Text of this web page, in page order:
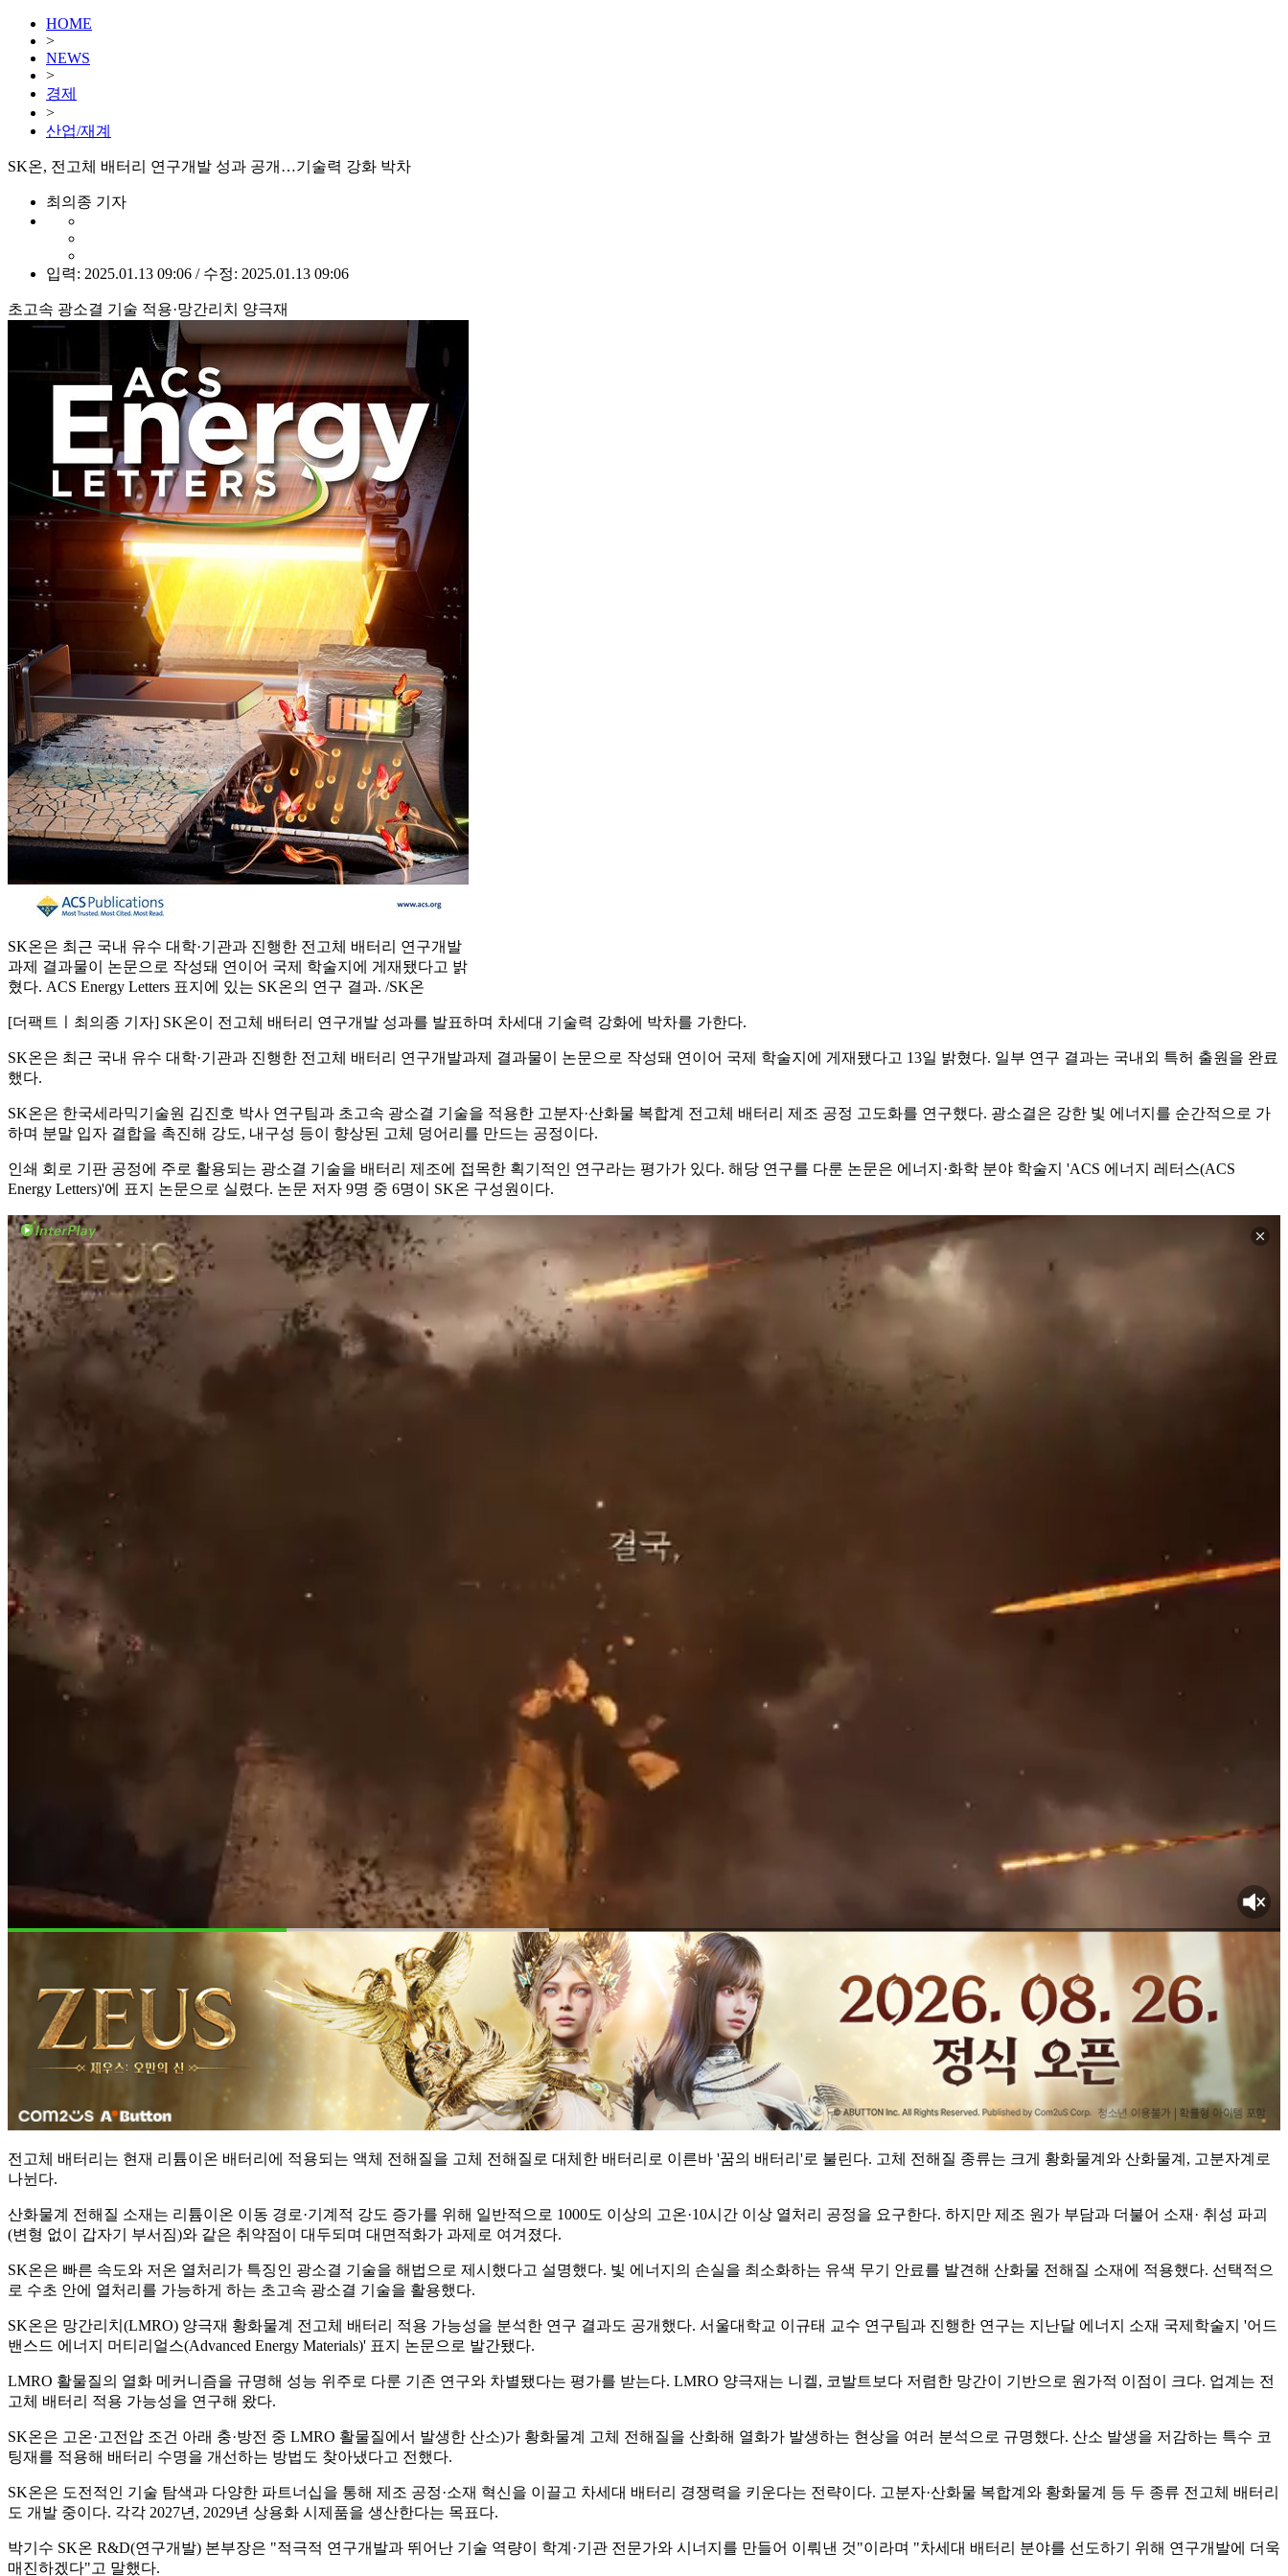
HOME
>
NEWS
>
경제
>
산업/재계
SK온, 전고체 배터리 연구개발 성과 공개…기술력 강화 박차
최의종 기자
입력: 2025.01.13 09:06 / 수정: 2025.01.13 09:06
초고속 광소결 기술 적용·망간리치 양극재
SK온은 최근 국내 유수 대학·기관과 진행한 전고체 배터리 연구개발
과제 결과물이 논문으로 작성돼 연이어 국제 학술지에 게재됐다고 밝
혔다. ACS Energy Letters 표지에 있는 SK온의 연구 결과. /SK온
[더팩트ㅣ최의종 기자] SK온이 전고체 배터리 연구개발 성과를 발표하며 차세대 기술력 강화에 박차를 가한다.
SK온은 최근 국내 유수 대학·기관과 진행한 전고체 배터리 연구개발과제 결과물이 논문으로 작성돼 연이어 국제 학술지에 게재됐다고 13일 밝혔다. 일부 연구 결과는 국내외 특허 출원을 완료
했다.
SK온은 한국세라믹기술원 김진호 박사 연구팀과 초고속 광소결 기술을 적용한 고분자·산화물 복합계 전고체 배터리 제조 공정 고도화를 연구했다. 광소결은 강한 빛 에너지를 순간적으로 가
하며 분말 입자 결합을 촉진해 강도, 내구성 등이 향상된 고체 덩어리를 만드는 공정이다.
인쇄 회로 기판 공정에 주로 활용되는 광소결 기술을 배터리 제조에 접목한 획기적인 연구라는 평가가 있다. 해당 연구를 다룬 논문은 에너지·화학 분야 학술지 'ACS 에너지 레터스(ACS
Energy Letters)'에 표지 논문으로 실렸다. 논문 저자 9명 중 6명이 SK온 구성원이다.
전고체 배터리는 현재 리튬이온 배터리에 적용되는 액체 전해질을 고체 전해질로 대체한 배터리로 이른바 '꿈의 배터리'로 불린다. 고체 전해질 종류는 크게 황화물계와 산화물계, 고분자계로
나뉜다.
산화물계 전해질 소재는 리튬이온 이동 경로·기계적 강도 증가를 위해 일반적으로 1000도 이상의 고온·10시간 이상 열처리 공정을 요구한다. 하지만 제조 원가 부담과 더불어 소재· 취성 파괴
(변형 없이 갑자기 부서짐)와 같은 취약점이 대두되며 대면적화가 과제로 여겨졌다.
SK온은 빠른 속도와 저온 열처리가 특징인 광소결 기술을 해법으로 제시했다고 설명했다. 빛 에너지의 손실을 최소화하는 유색 무기 안료를 발견해 산화물 전해질 소재에 적용했다. 선택적으
로 수초 안에 열처리를 가능하게 하는 초고속 광소결 기술을 활용했다.
SK온은 망간리치(LMRO) 양극재 황화물계 전고체 배터리 적용 가능성을 분석한 연구 결과도 공개했다. 서울대학교 이규태 교수 연구팀과 진행한 연구는 지난달 에너지 소재 국제학술지 '어드
밴스드 에너지 머티리얼스(Advanced Energy Materials)' 표지 논문으로 발간됐다.
LMRO 활물질의 열화 메커니즘을 규명해 성능 위주로 다룬 기존 연구와 차별됐다는 평가를 받는다. LMRO 양극재는 니켈, 코발트보다 저렴한 망간이 기반으로 원가적 이점이 크다. 업계는 전
고체 배터리 적용 가능성을 연구해 왔다.
SK온은 고온·고전압 조건 아래 충·방전 중 LMRO 활물질에서 발생한 산소)가 황화물계 고체 전해질을 산화해 열화가 발생하는 현상을 여러 분석으로 규명했다. 산소 발생을 저감하는 특수 코
팅재를 적용해 배터리 수명을 개선하는 방법도 찾아냈다고 전했다.
SK온은 도전적인 기술 탐색과 다양한 파트너십을 통해 제조 공정·소재 혁신을 이끌고 차세대 배터리 경쟁력을 키운다는 전략이다. 고분자·산화물 복합계와 황화물계 등 두 종류 전고체 배터리
도 개발 중이다. 각각 2027년, 2029년 상용화 시제품을 생산한다는 목표다.
박기수 SK온 R&D(연구개발) 본부장은 "적극적 연구개발과 뛰어난 기술 역량이 학계·기관 전문가와 시너지를 만들어 이뤄낸 것"이라며 "차세대 배터리 분야를 선도하기 위해 연구개발에 더욱
매진하겠다"고 말했다.